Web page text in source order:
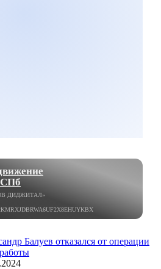
СПб
ДИДЖИТАЛ»
Балуев отказался от операции